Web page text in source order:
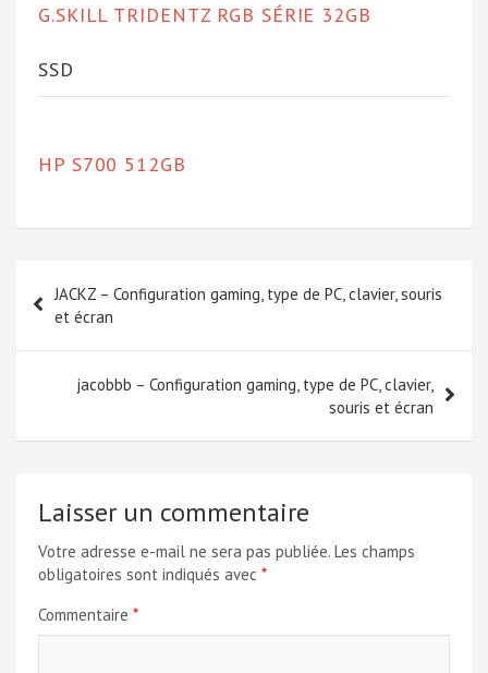
G.SKILL TRIDENTZ RGB SÉRIE 32GB
SSD
HP S700 512GB
de
l’article
JACKZ – Configuration gaming, type de PC, clavier, souris
et écran
jacobbb – Configuration gaming, type de PC, clavier,
souris et écran
Laisser un commentaire
Votre adresse e-mail ne sera pas publiée. Les champs
obligatoires sont indiqués avec *
Commentaire *